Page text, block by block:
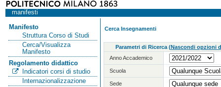
manifesti
Manifesto
Struttura Corso di Studi
Cerca/Visualizza
Manifesto
Regolamento didattico
Indicatori corsi di studio
Internazionalizzazione
Cerca Insegnamenti
Parametri di Ricerca (Nascondi opzioni
Anno Accademico
Scuola
Sede